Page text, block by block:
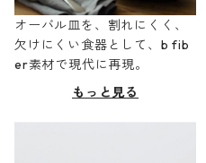
オーバル皿を、割れにくく、
欠けにくい食器として、b fib
er素材で現代に再現。
もっと見る